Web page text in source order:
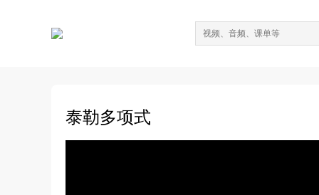
泰勒多项式